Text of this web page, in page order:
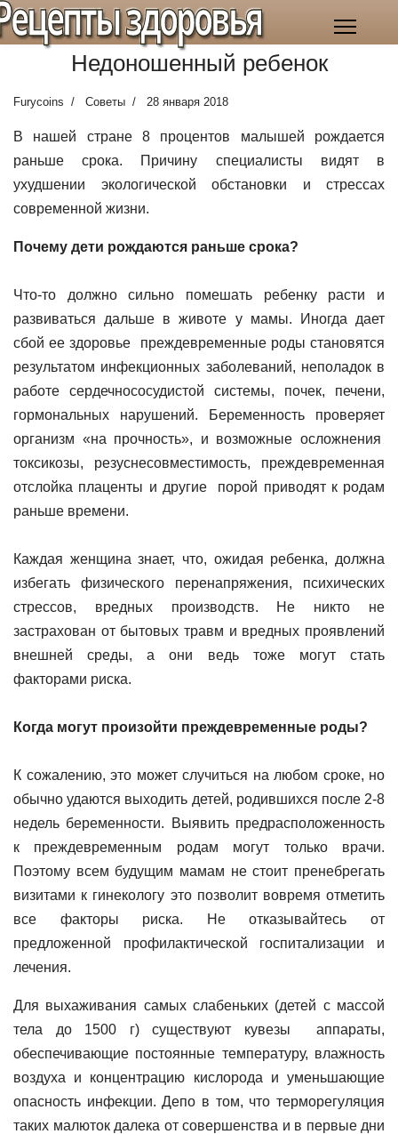
здоровья
Недоношенный ребенок
Furycoins Советы 28 января 2018
В нашей стране 8 процентов малышей рождается
раньше срока. Причину специалисты видят в
ухудшении экологической обстановки и стрессах
современной жизни.
Почему дети рождаются раньше срока?
Что-то должно сильно помешать ребенку расти и
развиваться дальше в животе у мамы. Иногда дает
сбой ее здоровье преждевременные роды становятся
результатом инфекционных заболеваний, неполадок в
работе сердечнососудистой системы, почек, печени,
гормональных нарушений. Беременность проверяет
организм «на прочность», и возможные осложнения
токсикозы, резуснесовместимость, преждевременная
отслойка плаценты и другие порой приводят к родам
раньше времени.
Каждая женщина знает, что, ожидая ребенка, должна
избегать физического перенапряжения, психических
стрессов, вредных производств. Не никто не
застрахован от бытовых травм и вредных проявлений
внешней среды, а они ведь тоже могут стать
факторами риска.
Когда могут произойти преждевременные роды?
К сожалению, это может случиться на любом сроке, но
обычно удаются выходить детей, родившихся после 2-8
недель беременности. Выявить предрасположенность
к преждевременным родам могут только врачи.
Поэтому всем будущим мамам не стоит пренебрегать
визитами к гинекологу это позволит вовремя отметить
все факторы риска. Не отказывайтесь от
предложенной профилактической госпитализации и
лечения.
Для выхаживания самых слабеньких (детей с массой
тела до 1500 г) существуют кувезы аппараты,
обеспечивающие постоянные температуру, влажность
воздуха и концентрацию кислорода и уменьшающие
опасность инфекции. Депо в том, что терморегуляция
таких малюток далека от совершенства и в первые дни